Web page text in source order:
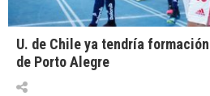
U. de Chile ya tendría
de Porto Alegre